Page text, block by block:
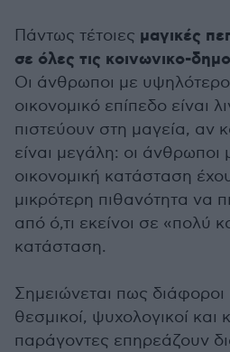
Πάντως τέτοιες μαγικές
σε όλες τις κοινωνικο-
Οι άνθρωποι με
οικονομικό επίπεδο είναι
πιστεύουν στη μαγεία, αν
είναι μεγάλη: οι
οικονομική κατάσταση
μικρότερη πιθανότητα να
από ό,τι εκείνοι σε «πολύ
κατάσταση.
Σημειώνεται πως διάφοροι
θεσμικοί, ψυχολογικοί και
παράγοντες επηρεάζουν